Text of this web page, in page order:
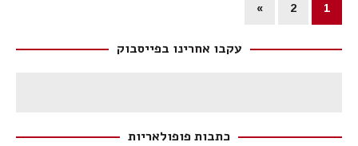
1
2
»
עקבו אחרינו בפייסבוק
כתבות פופולאריות